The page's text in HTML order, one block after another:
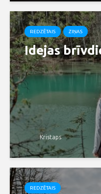
REDZĒTAIS ZIŅAS
Idejas
Kristaps
REDZĒTAIS